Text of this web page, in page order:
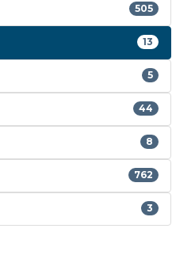
505
13
5
44
8
762
3